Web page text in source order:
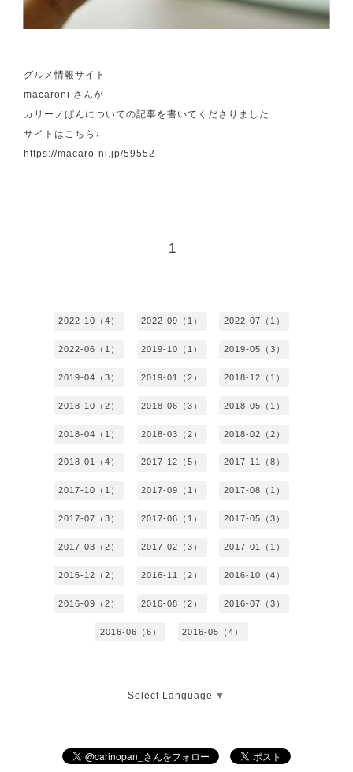
グルメ情報サイト
macaroni さんが
カリーノぱんについての記事を書いてくださりました
サイトはこちら↓
https://macaro-ni.jp/59552
1
2022-10（4） 2022-09（1） 2022-07（1）
2022-06（1） 2019-10（1） 2019-05（3）
2019-04（3） 2019-01（2） 2018-12（1）
2018-10（2） 2018-06（3） 2018-05（1）
2018-04（1） 2018-03（2） 2018-02（2）
2018-01（4） 2017-12（5） 2017-11（8）
2017-10（1） 2017-09（1） 2017-08（1）
2017-07（3） 2017-06（1） 2017-05（3）
2017-03（2） 2017-02（3） 2017-01（1）
2016-12（2） 2016-11（2） 2016-10（4）
2016-09（2） 2016-08（2） 2016-07（3）
2016-06（6） 2016-05（4）
Select Language ▼